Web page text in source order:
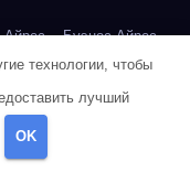
Айрес Буэнос-Айрес
технологии, чтобы
лучший
OK